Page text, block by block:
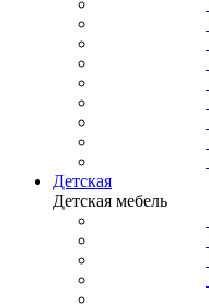
Детская
Детская мебель